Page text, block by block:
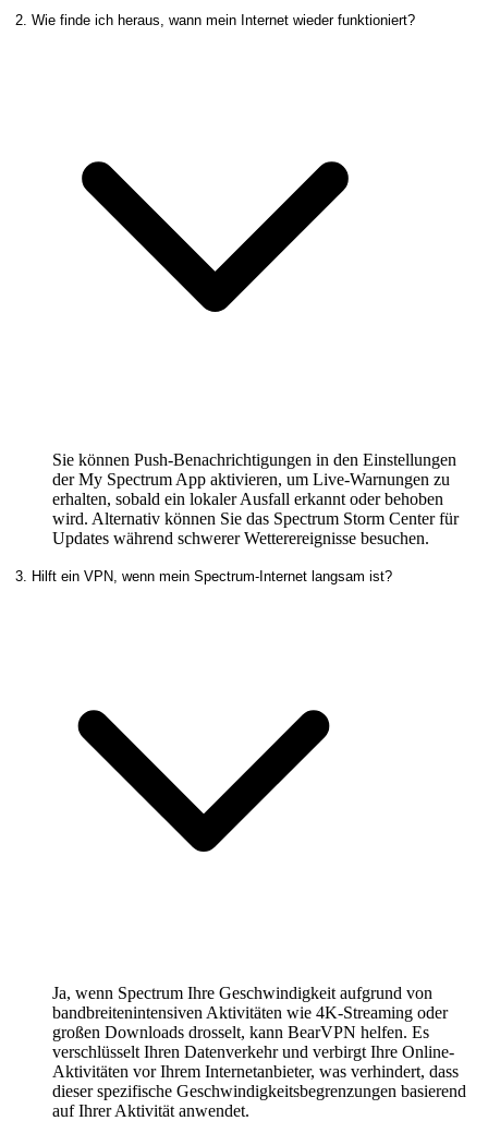
2. Wie finde ich heraus, wann mein Internet wieder funktioniert?
Sie können Push-Benachrichtigungen in den Einstellungen
der My Spectrum App aktivieren, um Live-Warnungen zu
erhalten, sobald ein lokaler Ausfall erkannt oder behoben
wird. Alternativ können Sie das Spectrum Storm Center für
Updates während schwerer Wetterereignisse besuchen.
3. Hilft ein VPN, wenn mein Spectrum-Internet langsam ist?
Ja, wenn Spectrum Ihre Geschwindigkeit aufgrund von
bandbreitenintensiven Aktivitäten wie 4K-Streaming oder
großen Downloads drosselt, kann BearVPN helfen. Es
verschlüsselt Ihren Datenverkehr und verbirgt Ihre Online-
Aktivitäten vor Ihrem Internetanbieter, was verhindert, dass
dieser spezifische Geschwindigkeitsbegrenzungen basierend
auf Ihrer Aktivität anwendet.